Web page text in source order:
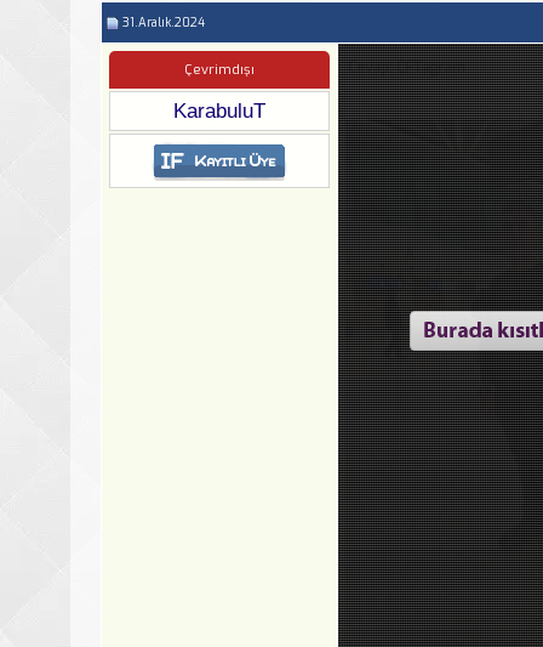
31.Aralık.2024
Çevrimdışı
KarabuluT
Cevap: CFTagram